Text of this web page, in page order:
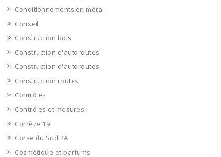
Conditionnements en métal
Conseil
Construction bois
Construction d'autoroutes
Construction d'autoroutes
Construction routes
Contrôles
Contrôles et mesures
Corrèze 19
Corse du Sud 2A
Cosmétique et parfums